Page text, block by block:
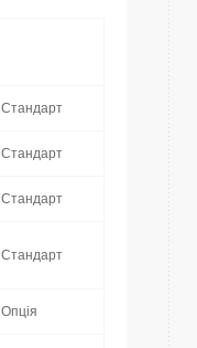
Стандарт
Стандарт
Стандарт
Стандарт
Опція